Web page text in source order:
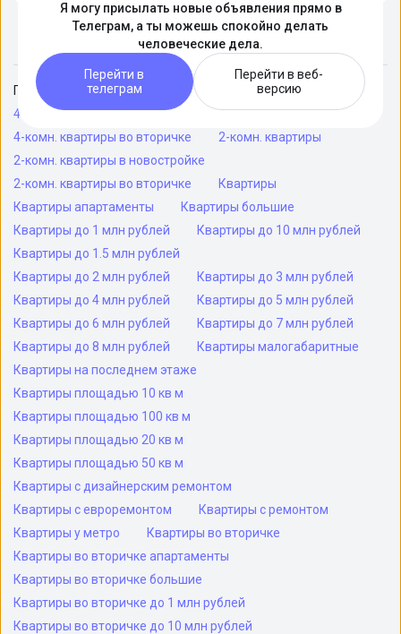
1 2 3
Похожие поиски
4-комн. квартиры
4-комн. квартиры в новостройке
4-комн. квартиры во вторичке
2-комн. квартиры
2-комн. квартиры в новостройке
2-комн. квартиры во вторичке
Квартиры
Квартиры апартаменты
Квартиры большие
Квартиры до 1 млн рублей
Квартиры до 10 млн рублей
Квартиры до 1.5 млн рублей
Квартиры до 2 млн рублей
Квартиры до 3 млн рублей
Квартиры до 4 млн рублей
Квартиры до 5 млн рублей
Квартиры до 6 млн рублей
Квартиры до 7 млн рублей
Квартиры до 8 млн рублей
Квартиры малогабаритные
Квартиры на последнем этаже
Квартиры площадью 10 кв м
Квартиры площадью 100 кв м
Квартиры площадью 20 кв м
Квартиры площадью 50 кв м
Квартиры с дизайнерским ремонтом
Квартиры с евроремонтом
Квартиры с ремонтом
Квартиры у метро
Квартиры во вторичке
Квартиры во вторичке апартаменты
Квартиры во вторичке большие
Квартиры во вторичке до 1 млн рублей
Квартиры во вторичке до 10 млн рублей
Я могу присылать новые объявления прямо в
Телеграм, а ты можешь спокойно делать
человеческие дела.
Перейти в
телеграм
Перейти в веб-
версию